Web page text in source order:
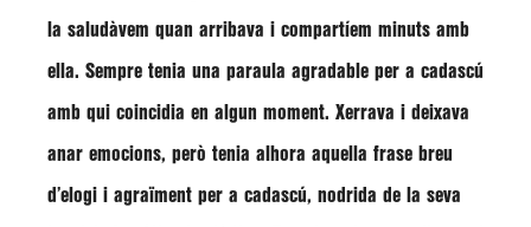
la saludàvem quan arribava i compartíem minuts amb
ella. Sempre tenia una paraula agradable per a cadascú
amb qui coincidia en algun moment. Xerrava i deixava
anar emocions, però tenia alhora aquella frase breu
d’elogi i agraïment per a cadascú, nodrida de la seva